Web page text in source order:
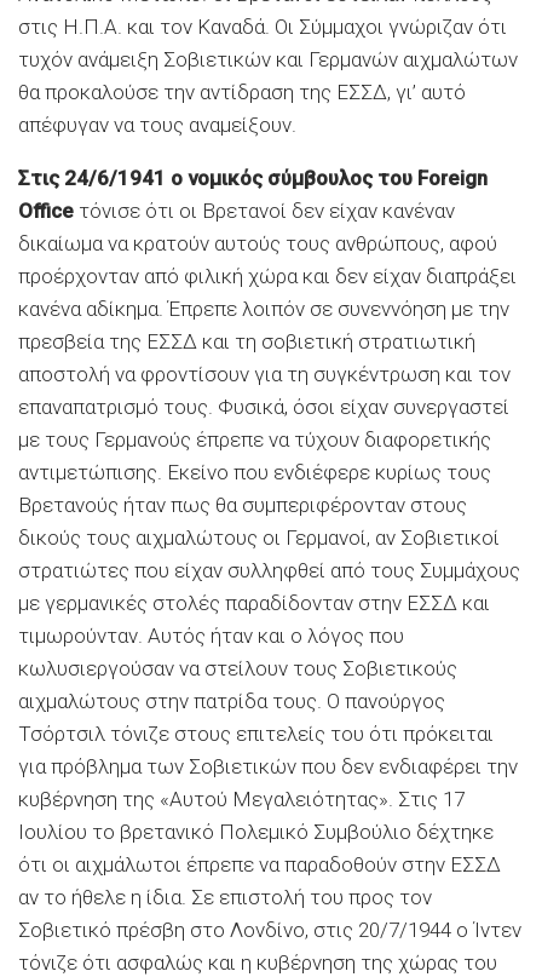
στις Η.Π.Α. και τον Καναδά. Οι Σύμμαχοι γνώριζαν ότι
τυχόν ανάμειξη Σοβιετικών και Γερμανών αιχμαλώτων
θα προκαλούσε την αντίδραση της ΕΣΣΔ, γι’ αυτό
απέφυγαν να τους αναμείξουν.
Στις 24/6/1941 ο νομικός σύμβουλος του Foreign
Office τόνισε ότι οι Βρετανοί δεν είχαν κανέναν
δικαίωμα να κρατούν αυτούς τους ανθρώπους, αφού
προέρχονταν από φιλική χώρα και δεν είχαν διαπράξει
κανένα αδίκημα. Έπρεπε λοιπόν σε συνεννόηση με την
πρεσβεία της ΕΣΣΔ και τη σοβιετική στρατιωτική
αποστολή να φροντίσουν για τη συγκέντρωση και τον
επαναπατρισμό τους. Φυσικά, όσοι είχαν συνεργαστεί
με τους Γερμανούς έπρεπε να τύχουν διαφορετικής
αντιμετώπισης. Εκείνο που ενδιέφερε κυρίως τους
Βρετανούς ήταν πως θα συμπεριφέρονταν στους
δικούς τους αιχμαλώτους οι Γερμανοί, αν Σοβιετικοί
στρατιώτες που είχαν συλληφθεί από τους Συμμάχους
με γερμανικές στολές παραδίδονταν στην ΕΣΣΔ και
τιμωρούνταν. Αυτός ήταν και ο λόγος που
κωλυσιεργούσαν να στείλουν τους Σοβιετικούς
αιχμαλώτους στην πατρίδα τους. Ο πανούργος
Τσόρτσιλ τόνιζε στους επιτελείς του ότι πρόκειται
για πρόβλημα των Σοβιετικών που δεν ενδιαφέρει την
κυβέρνηση της «Αυτού Μεγαλειότητας». Στις 17
Ιουλίου το βρετανικό Πολεμικό Συμβούλιο δέχτηκε
ότι οι αιχμάλωτοι έπρεπε να παραδοθούν στην ΕΣΣΔ
αν το ήθελε η ίδια. Σε επιστολή του προς τον
Σοβιετικό πρέσβη στο Λονδίνο, στις 20/7/1944 ο Ίντεν
τόνιζε ότι ασφαλώς και η κυβέρνηση της χώρας του